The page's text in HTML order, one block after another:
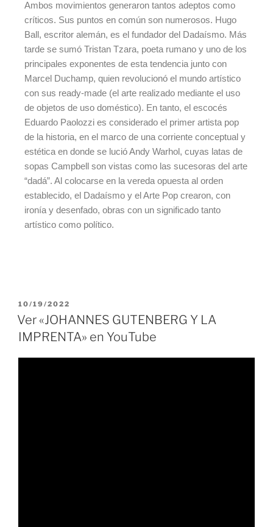
Ambos movimientos generaron tantos adeptos como
críticos. Sus puntos en común son numerosos. Hugo
Ball, escritor alemán, es el fundador del Dadaísmo. Más
tarde se sumó Tristan Tzara, poeta rumano y uno de los
principales exponentes de esta tendencia junto con
Marcel Duchamp, quien revolucionó el mundo artístico
con sus ready-made (el arte realizado mediante el uso
de objetos de uso doméstico). En tanto, el escocés
Eduardo Paolozzi es considerado el primer artista pop
de la historia, en el marco de una corriente conceptual y
estética en donde se lució Andy Warhol, cuyas latas de
sopas Campbell son vistas como las sucesoras del arte
“dadá”. Al colocarse en la vereda opuesta al orden
establecido, el Dadaísmo y el Arte Pop crearon, con
ironía y desenfado, obras con un significado tanto
artístico como político.
10/19/2022
Ver «JOHANNES GUTENBERG Y LA
IMPRENTA» en YouTube